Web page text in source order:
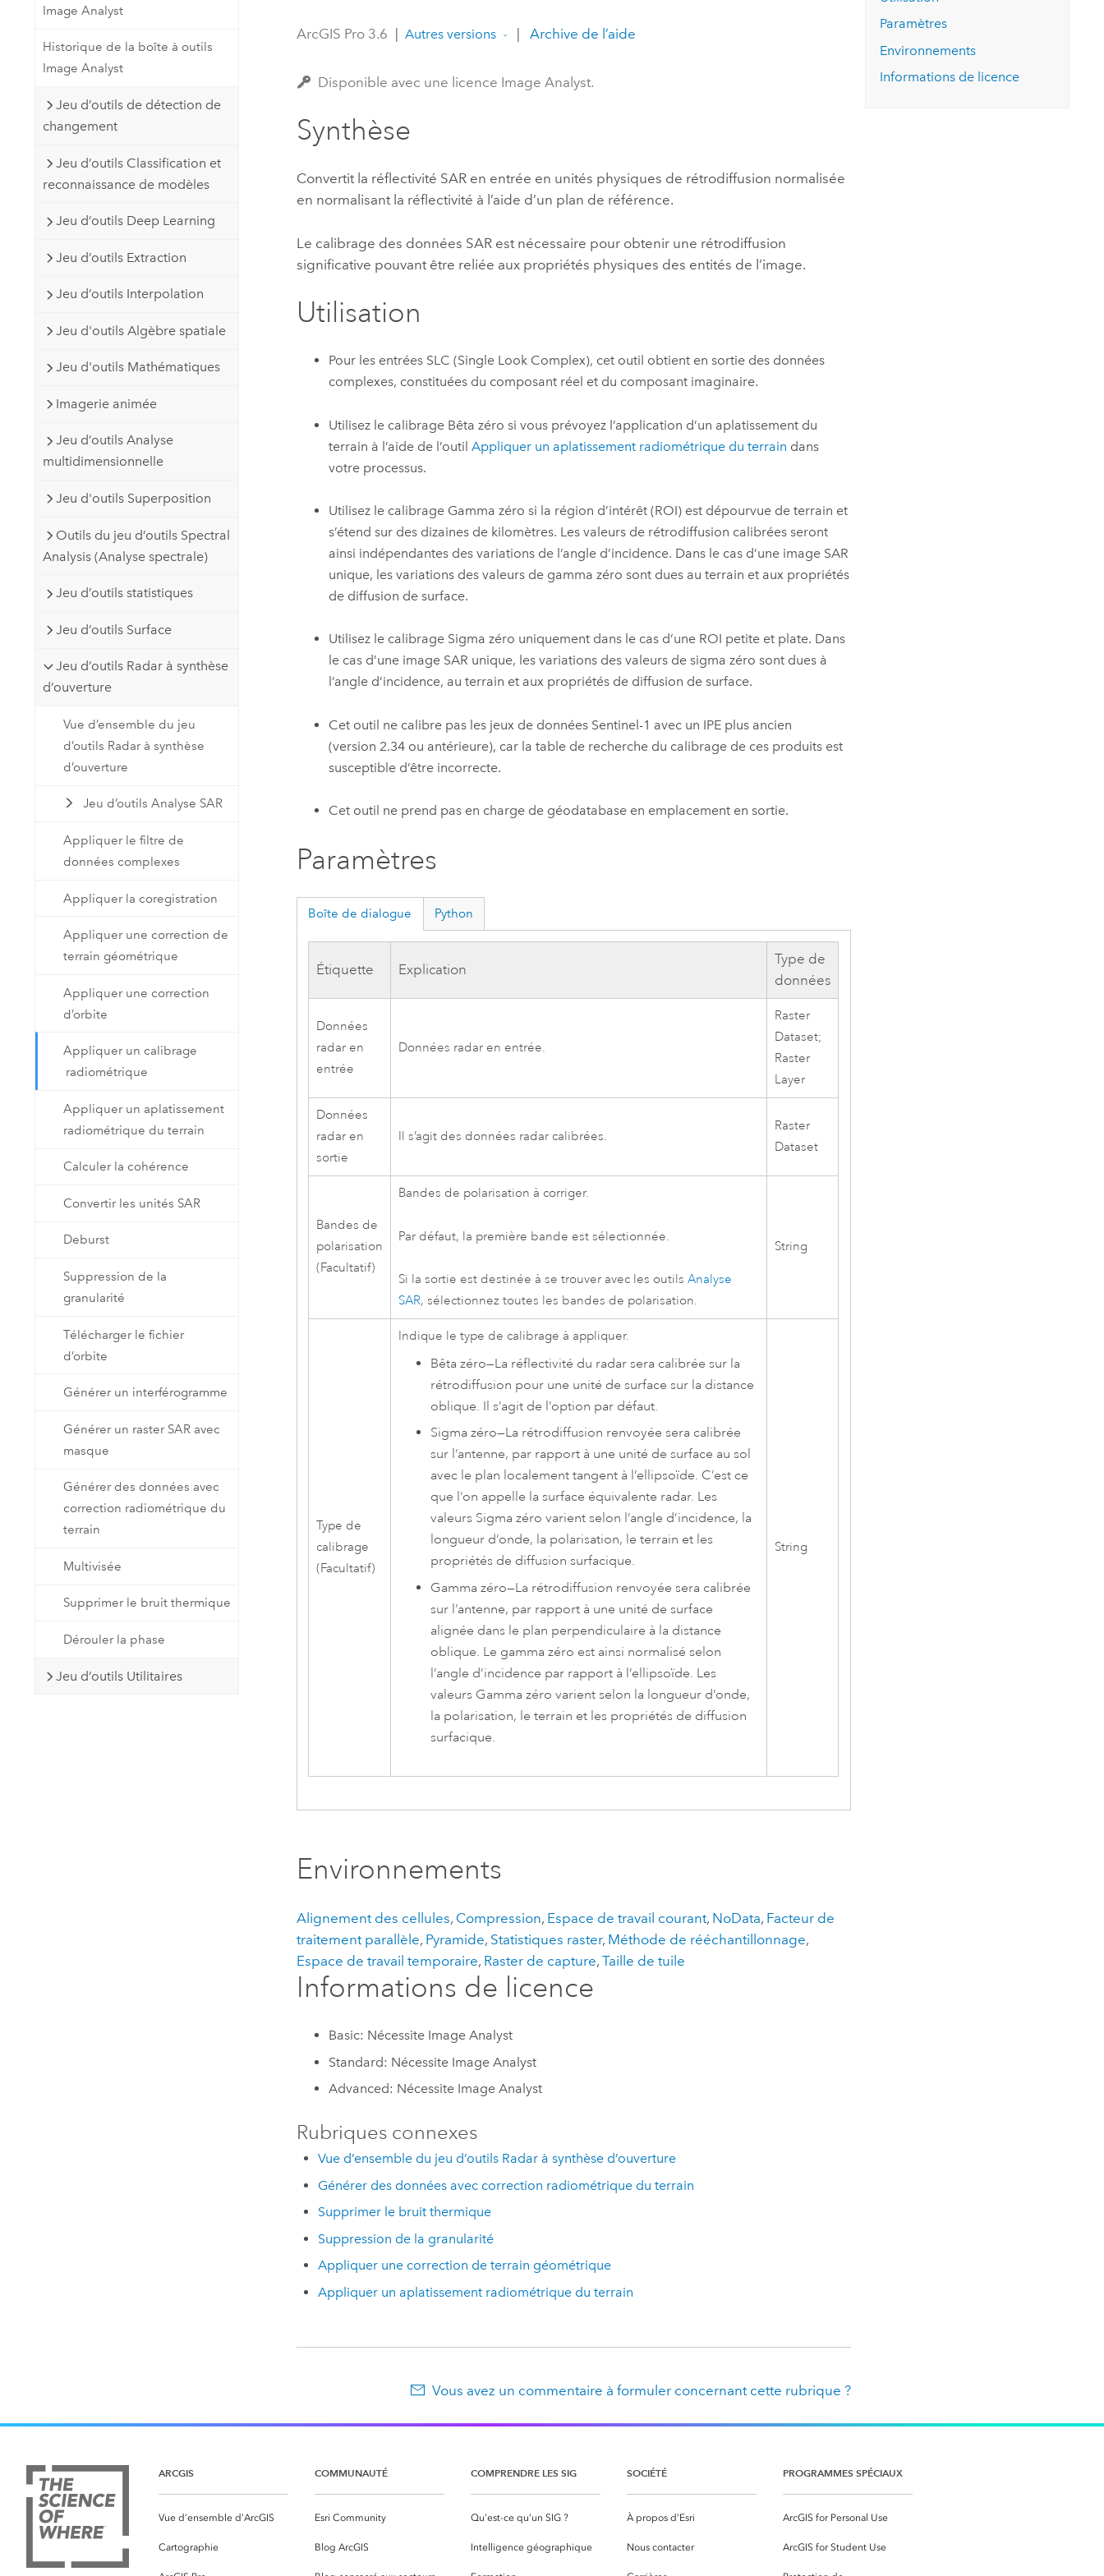
Créer des applications de
cartographie et d’analyse spatiale
essai gratuit.
Tous les secteurs d’activité
Explorer ce cours
technologiques
Lire le récit
Image Analyst
Historique de la boîte à outils
Image Analyst
Jeu d’outils de détection de
changement
Jeu d’outils Classification et
reconnaissance de modèles
Jeu d’outils Deep Learning
Jeu d’outils Extraction
Jeu d’outils Interpolation
Jeu d'outils Algèbre spatiale
Jeu d'outils Mathématiques
Imagerie animée
Jeu d’outils Analyse
multidimensionnelle
Jeu d'outils Superposition
Outils du jeu d’outils Spectral
Analysis (Analyse spectrale)
Jeu d’outils statistiques
Jeu d’outils Surface
Jeu d’outils Radar à synthèse
d’ouverture
Vue d’ensemble du jeu
d’outils Radar à synthèse
d’ouverture
Jeu d’outils Analyse SAR
Appliquer le filtre de
données complexes
Appliquer la coregistration
Appliquer une correction de
terrain géométrique
Appliquer une correction
d’orbite
Appliquer un calibrage
radiométrique
Appliquer un aplatissement
radiométrique du terrain
Calculer la cohérence
Convertir les unités SAR
Deburst
Suppression de la
granularité
Télécharger le fichier
d’orbite
Générer un interférogramme
Générer un raster SAR avec
masque
Générer des données avec
correction radiométrique du
terrain
Multivisée
Supprimer le bruit thermique
Dérouler la phase
Jeu d’outils Utilitaires
ArcGIS Pro 3.6 Autres versions Archive de l’aide
Disponible avec une licence Image Analyst.
Synthèse
Convertit la réflectivité SAR en entrée en unités physiques de rétrodiffusion normalisée
en normalisant la réflectivité à l’aide d’un plan de référence.
Le calibrage des données SAR est nécessaire pour obtenir une rétrodiffusion
significative pouvant être reliée aux propriétés physiques des entités de l’image.
Utilisation
Pour les entrées SLC (Single Look Complex), cet outil obtient en sortie des données
complexes, constituées du composant réel et du composant imaginaire.
Utilisez le calibrage Bêta zéro si vous prévoyez l’application d’un aplatissement du
terrain à l’aide de l’outil Appliquer un aplatissement radiométrique du terrain dans
votre processus.
Utilisez le calibrage Gamma zéro si la région d’intérêt (ROI) est dépourvue de terrain et
s’étend sur des dizaines de kilomètres. Les valeurs de rétrodiffusion calibrées seront
ainsi indépendantes des variations de l’angle d’incidence. Dans le cas d’une image SAR
unique, les variations des valeurs de gamma zéro sont dues au terrain et aux propriétés
de diffusion de surface.
Utilisez le calibrage Sigma zéro uniquement dans le cas d’une ROI petite et plate. Dans
le cas d’une image SAR unique, les variations des valeurs de sigma zéro sont dues à
l’angle d’incidence, au terrain et aux propriétés de diffusion de surface.
Cet outil ne calibre pas les jeux de données Sentinel-1 avec un IPE plus ancien
(version 2.34 ou antérieure), car la table de recherche du calibrage de ces produits est
susceptible d’être incorrecte.
Cet outil ne prend pas en charge de géodatabase en emplacement en sortie.
Paramètres
Boîte de dialogue Python
Étiquette Explication
Type de
données
Données
radar en
entrée
Données radar en entrée.
Raster
Dataset;
Raster
Layer
Données
radar en
sortie
Il s’agit des données radar calibrées.
Raster
Dataset
Bandes de
polarisation
(Facultatif)
Bandes de polarisation à corriger.
Par défaut, la première bande est sélectionnée.
Si la sortie est destinée à se trouver avec les outilsAnalyse
SAR, sélectionnez toutes les bandes de polarisation.
String
Type de
calibrage
(Facultatif)
Indique le type de calibrage à appliquer.
Bêta zéro—La réflectivité du radar sera calibrée sur la
rétrodiffusion pour une unité de surface sur la distance
oblique. Il s’agit de l’option par défaut.
Sigma zéro—La rétrodiffusion renvoyée sera calibrée
sur l’antenne, par rapport à une unité de surface au sol
avec le plan localement tangent à l’ellipsoïde. C’est ce
que l’on appelle la surface équivalente radar. Les
valeurs Sigma zéro varient selon l’angle d’incidence, la
longueur d’onde, la polarisation, le terrain et les
propriétés de diffusion surfacique.
Gamma zéro—La rétrodiffusion renvoyée sera calibrée
sur l’antenne, par rapport à une unité de surface
alignée dans le plan perpendiculaire à la distance
oblique. Le gamma zéro est ainsi normalisé selon
l’angle d’incidence par rapport à l’ellipsoïde. Les
valeurs Gamma zéro varient selon la longueur d’onde,
la polarisation, le terrain et les propriétés de diffusion
surfacique.
String
Environnements
Alignement des cellules, Compression, Espace de travail courant, NoData, Facteur de
traitement parallèle, Pyramide, Statistiques raster, Méthode de rééchantillonnage,
Espace de travail temporaire, Raster de capture,Taille de tuile
Informations de licence
Basic: Nécessite Image Analyst
Standard: Nécessite Image Analyst
Advanced: Nécessite Image Analyst
Rubriques connexes
Vue d’ensemble du jeu d’outils Radar à synthèse d’ouverture
Générer des données avec correction radiométrique du terrain
Supprimer le bruit thermique
Suppression de la granularité
Appliquer une correction de terrain géométrique
Appliquer un aplatissement radiométrique du terrain
Vous avez un commentaire à formuler concernant cette rubrique ?
Paramètres
Environnements
Informations de licence
ARCGIS
Vue d’ensemble d’ArcGIS
Cartographie
COMMUNAUTÉ
Esri Community
Blog ArcGIS
COMPRENDRE LES SIG
Qu’est-ce qu’un SIG ?
Intelligence géographique
SOCIÉTÉ
À propos d’Esri
Nous contacter
PROGRAMMES SPÉCIAUX
ArcGIS for Personal Use
ArcGIS for Student Use